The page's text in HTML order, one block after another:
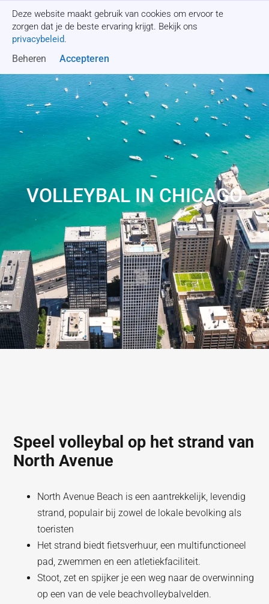
Deze website maakt gebruik van cookies om ervoor te
zorgen dat je de beste ervaring krijgt. Bekijk ons
privacybeleid.
Beheren Accepteren
Offerte aanvragen
VOLLEYBAL IN CHICAGO
Speel volleybal op het strand van
North Avenue
North Avenue Beach is een aantrekkelijk, levendig
strand, populair bij zowel de lokale bevolking als
toeristen
Het strand biedt fietsverhuur, een multifunctioneel
pad, zwemmen en een atletiekfaciliteit.
Stoot, zet en spijker je een weg naar de overwinning
op een van de vele beachvolleybalvelden.